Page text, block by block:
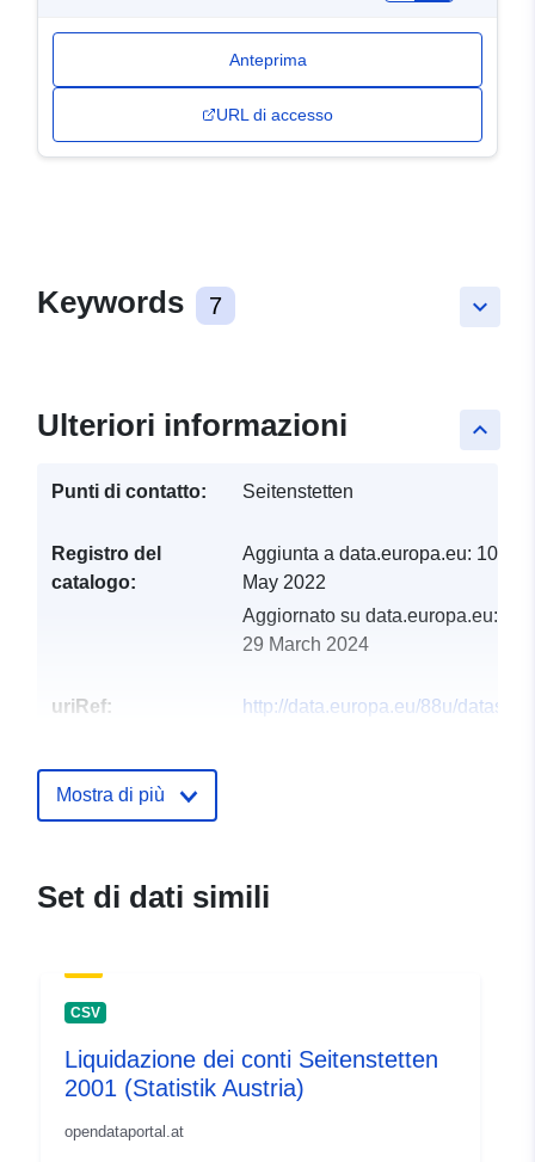
Anteprima
URL di accesso
keyboard_arrow_down
Keywords 7
keyboard_arrow_up
Ulteriori informazioni
Punti di contatto: Seitenstetten
Registro del
catalogo:
Aggiunta a data.europa.eu: 10
May 2022
Aggiornato su data.europa.eu:
29 March 2024
uriRef:
http://data.europa.eu/88u/
Mostra di più
Set di dati simili
CSV
Liquidazione dei conti Seitenstetten
2001 (Statistik Austria)
opendataportal.at